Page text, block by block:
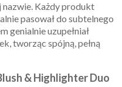
Każdy produkt
pasował do subtelnego
genialnie uzupełniał
tworząc spójną, pełną
& Highlighter Duo